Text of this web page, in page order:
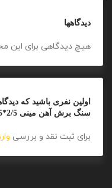
دیدگاهها
هیچ دیدگاهی برای این
اولین نفری باشید که
سنگ برش آهن مینی 2/5*115”
برای ثبت نقد و بررسی